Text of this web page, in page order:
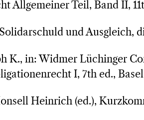
Allgemeiner Teil, Band II,
und Ausgleich,
K., in: Widmer Lüchinger
I, 7th ed.,
Heinrich (ed.),